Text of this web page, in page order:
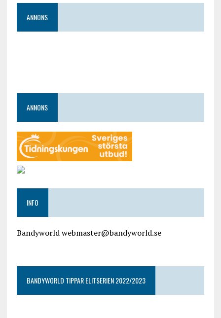
ANNONS
ANNONS
INFO
Bandyworld webmaster@bandyworld.se
BANDYWORLD TIPPAR ELITSERIEN 2022/2023